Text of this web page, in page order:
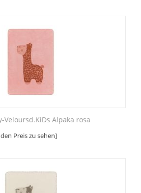
Veloursd.KiDs Alpaka rosa
Preis zu sehen]